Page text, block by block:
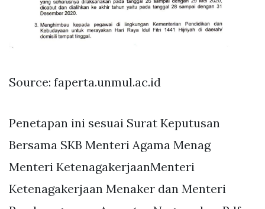
Source: faperta.unmul.ac.id
Penetapan ini sesuai Surat Keputusan
Bersama SKB Menteri Agama Menag
Menteri KetenagakerjaanMenteri
Ketenagakerjaan Menaker dan Menteri